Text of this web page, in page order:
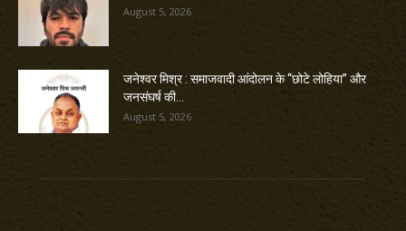
August 5, 2026
जनेश्वर मिश्र : समाजवादी आंदोलन के “छोटे लोहिया” और
जनसंघर्ष की...
August 5, 2026